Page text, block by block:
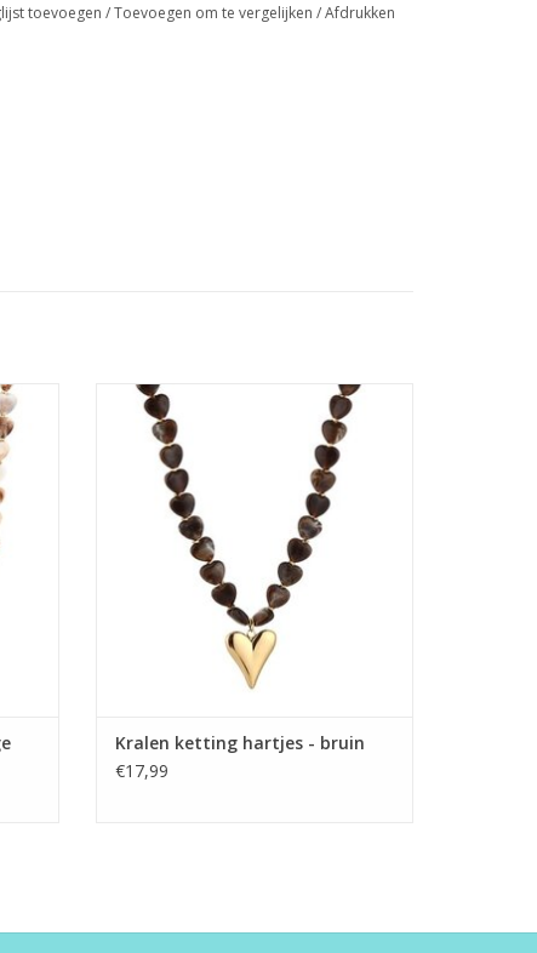
toevoegen /Toevoegen om te vergelijken /Afdrukken
Kralen ketting hartjes - bruin
TOEVOEGEN AAN WINKELWAGEN
Kralen ketting hartjes - bruin
€17,99